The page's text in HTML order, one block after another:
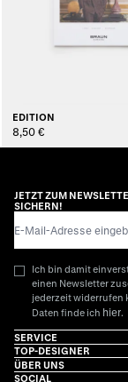
EDITION
8,50 €
JETZT ZUM
SICHERN!
Ich bin damit
einen Newsletter
jederzeit widerrufen
Daten finde ich hier.
SERVICE
TOP-DESIGNER
ÜBER UNS
SOCIAL